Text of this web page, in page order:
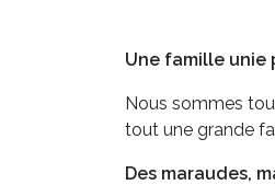
Une famille unie
Nous sommes
tout une grande
Des maraudes,